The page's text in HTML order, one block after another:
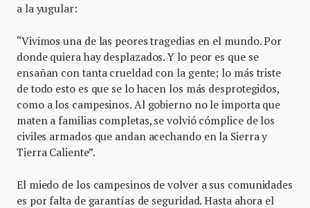
a la yugular:
“Vivimos una de las peores tragedias en el mundo. Por
donde quiera hay desplazados. Y lo peor es que se
ensañan con tanta crueldad con la gente; lo más triste
de todo esto es que se lo hacen los más desprotegidos,
como a los campesinos. Al gobierno no le importa que
maten a familias completas, se volvió cómplice de los
civiles armados que andan acechando en la Sierra y
Tierra Caliente”.
El miedo de los campesinos de volver a sus comunidades
es por falta de garantías de seguridad. Hasta ahora el